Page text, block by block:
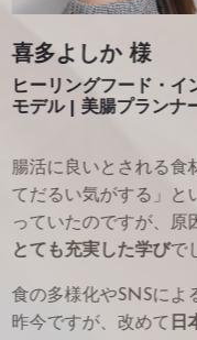
喜多よしか 様
ヒーリングフード
モデル | 美腸プラ
腸活に良いとされ
てだるい気がする
っていたのですが
とても充実した学
食の多様化やSNS
昨今ですが、改め